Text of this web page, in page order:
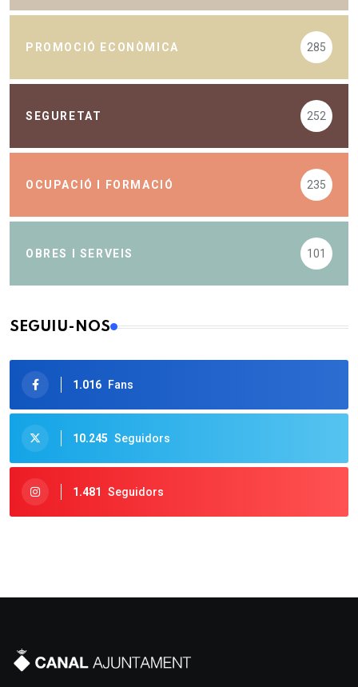
PROMOCIÓ ECONÒMICA 285
SEGURETAT 252
OCUPACIÓ I FORMACIÓ 235
OBRES I SERVEIS 101
SEGUIU-NOS
1.016 Fans
10.245 Seguidors
1.481 Seguidors